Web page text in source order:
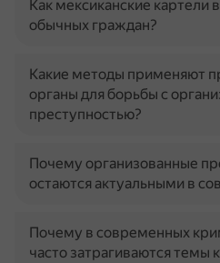
Как мексиканские картели
обычных граждан?
Какие методы применяют
органы для борьбы с
преступностью?
Почему организованные
остаются актуальными в
Почему в современных
часто затрагиваются темы